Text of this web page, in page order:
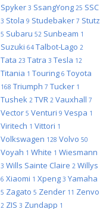
Spyker 3 SsangYong 25 SSC
3 Stola 9 Studebaker 7 Stutz
5 Subaru 52 Sunbeam 1
Suzuki 64 Talbot-Lago 2
Tata 23 Tatra 3 Tesla 12
Titania 1 Touring 6 Toyota
168 Triumph 7 Tucker 1
Tushek 2 TVR 2 Vauxhall 7
Vector 5 Venturi 9 Vespa 1
Viritech 1 Vittori 1
Volkswagen 128 Volvo 50
Voyah 1 White 1 Wiesmann
3 Wills Sainte Claire 2 Willys
6 Xiaomi 1 Xpeng 3 Yamaha
5 Zagato 5 Zender 11 Zenvo
2 ZIS 3 Zundapp 1